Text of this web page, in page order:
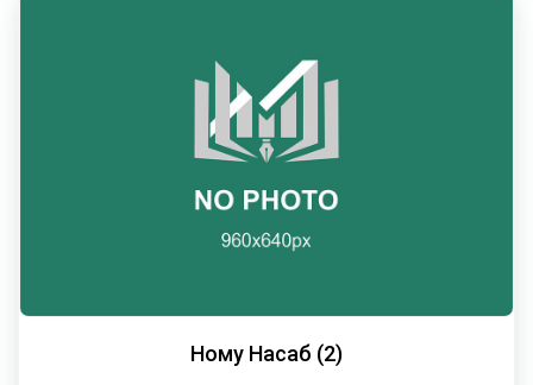
Ному Насаб (2)